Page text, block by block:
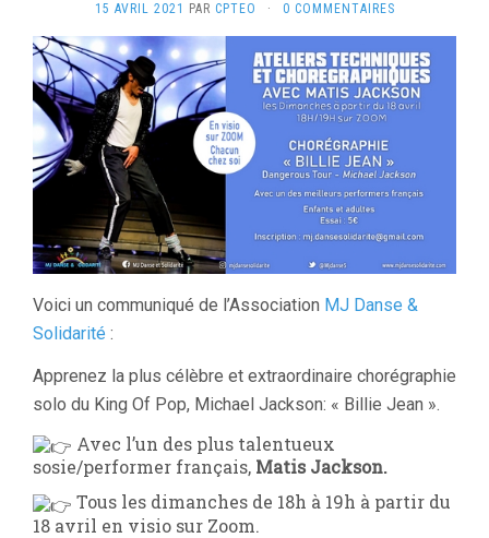
15 AVRIL 2021 PAR CPTEO · 0 COMMENTAIRES
Voici un communiqué de l’Association MJ Danse &
Solidarité :
Apprenez la plus célèbre et extraordinaire chorégraphie
solo du King Of Pop, Michael Jackson: « Billie Jean ».
Avec l’un des plus talentueux
sosie/performer français, Matis Jackson.
Tous les dimanches de 18h à 19h à partir du
18 avril en visio sur Zoom.